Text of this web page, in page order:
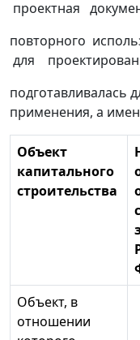
проектная
повторного
для
подготавливалась
применения, а
Объект
капитального
строительства
Объект, в
отношении